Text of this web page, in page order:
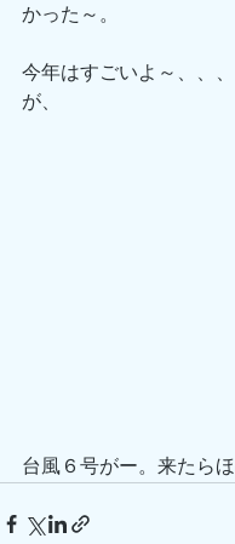
かった～。
今年はすごいよ～、、
が、
台風６号がー。来たらほ